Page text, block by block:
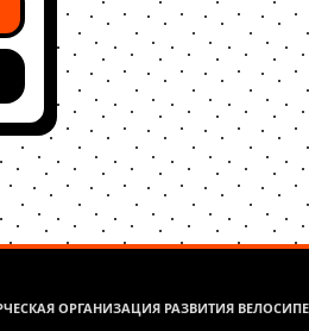
ОРГАНИЗАЦИЯ РАЗВИТИЯ